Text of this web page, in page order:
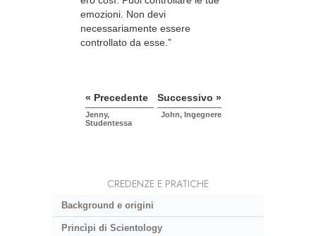
emozioni. Non devi
necessariamente essere
controllato da esse.”
« Precedente
Jenny,
Studentessa
Successivo »
John, Ingegnere
CREDENZE E PRATICHE
Background e origini
Princìpi di Scientology